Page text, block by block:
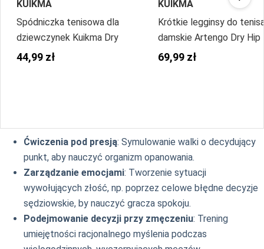
KUIKMA
Spódniczka tenisowa dla
dziewczynek Kuikma Dry
44,99 zł
KUIKMA
Krótkie legginsy do
damskie Artengo Dry Hip
69,99 zł
Ćwiczenia pod presją: Symulowanie walki o decydujący
punkt, aby nauczyć organizm opanowania.
Zarządzanie emocjami: Tworzenie sytuacji
wywołujących złość, np. poprzez celowe błędne decyzje
sędziowskie, by nauczyć gracza spokoju.
Podejmowanie decyzji przy zmęczeniu: Trening
umiejętności racjonalnego myślenia podczas